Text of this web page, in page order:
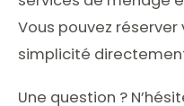
Vous pouvez
simplicité
Une question ?